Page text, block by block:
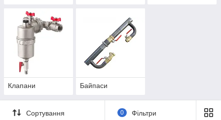
Клапани Байпаси
Сортування 0 Фільтри